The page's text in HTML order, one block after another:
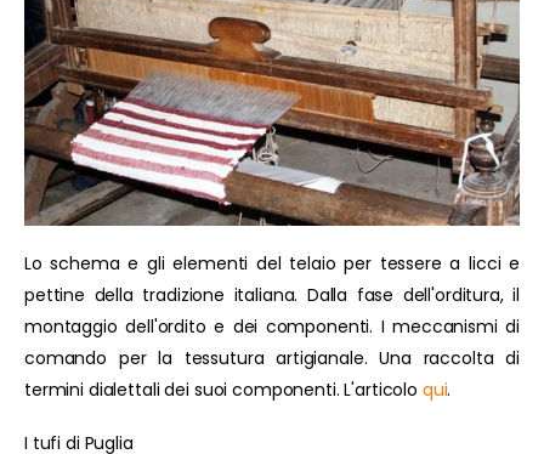
Lo schema e gli elementi del telaio per tessere a licci e
pettine della tradizione italiana. Dalla fase dell'orditura, il
montaggio dell'ordito e dei componenti. I meccanismi di
comando per la tessutura artigianale. Una raccolta di
termini dialettali dei suoi componenti. L'articolo qui.
I tufi di Puglia